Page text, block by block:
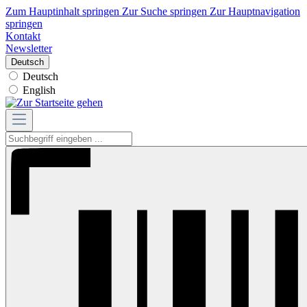
Zum Hauptinhalt springen Zur Suche springen Zur Hauptnavigation
springen
Kontakt
Newsletter
Deutsch
Deutsch
English